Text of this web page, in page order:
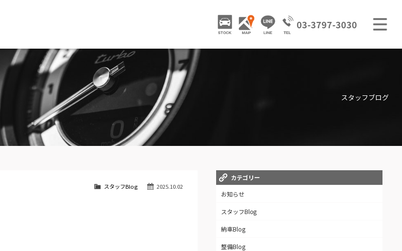
STOCK ACCESS LINE 03-3797-3030
STOCK CAR LIST / 在庫車両情報
SHOP INFO / ショップ情報 スタッフブログ
2025.10.02
スタッフBlog
カテゴリー
お知らせ
スタッフBlog
納車Blog
整備Blog